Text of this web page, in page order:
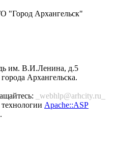
"Город Архангельск"
им. В.И.Ленина, д.5
Архангельска.
_webhlp@arhcity.ru_
Apache::ASP